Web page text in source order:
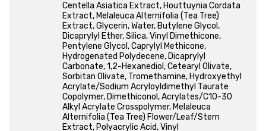
Centella Asiatica Extract, Houttuynia Cordata
Extract, Melaleuca Alternifolia (Tea Tree)
Extract, Glycerin, Water, Butylene Glycol,
Dicaprylyl Ether, Silica, Vinyl Dimethicone,
Pentylene Glycol, Caprylyl Methicone,
Hydrogenated Polydecene, Dicaprylyl
Carbonate, 1,2-Hexanediol, Cetearyl Olivate,
Sorbitan Olivate, Tromethamine, Hydroxyethyl
Acrylate/Sodium Acryloyldimethyl Taurate
Copolymer, Dimethiconol, Acrylates/C10-30
Alkyl Acrylate Crosspolymer, Melaleuca
Alternifolia (Tea Tree) Flower/Leaf/Stem
Extract, Polyacrylic Acid, Vinyl